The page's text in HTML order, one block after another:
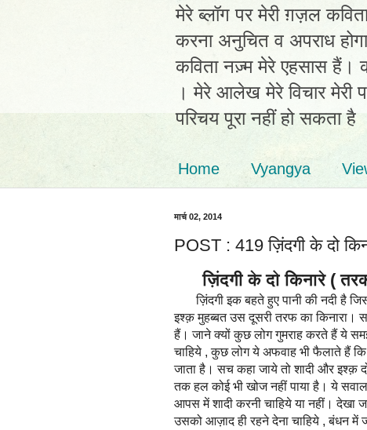
मेरे ब्लॉग पर मेरी ग़ज़ल
करना अनुचित व अपराध
कविता नज़्म मेरे एहसास हैं।
। मेरे आलेख मेरे विचार मेरी
परिचय पूरा नहीं हो सकता
Home Vyangya
मार्च 02, 2014
POST : 419 ज़िंदगी के दो
ज़िंदगी के दो किनारे (
ज़िंदगी इक बहते हुए पानी की नदी है
इश्क़ मुहब्बत उस दूसरी तरफ का किनारा।
हैं। जाने क्यों कुछ लोग गुमराह करते हैं ये
चाहिये , कुछ लोग ये अफवाह भी फैलाते हैं
जाता है। सच कहा जाये तो शादी और इश्क़
तक हल कोई भी खोज नहीं पाया है। ये
आपस में शादी करनी चाहिये या नहीं। देखा
उसको आज़ाद ही रहने देना चाहिये , बंधन